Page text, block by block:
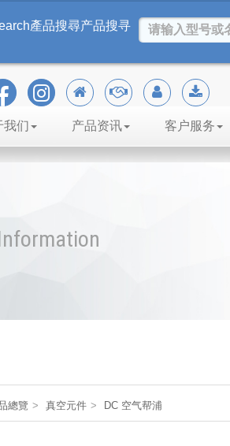
產品搜尋产品搜寻
我们 产品资讯 客户服务
總覽 真空元件 DC 空气帮浦